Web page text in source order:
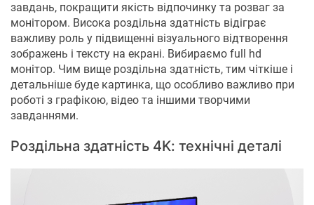
завдань, покращити якість відпочинку та розваг за
монітором. Висока роздільна здатність відіграє
важливу роль у підвищенні візуального відтворення
зображень і тексту на екрані. Вибираємо full hd
монітор. Чим вище роздільна здатність, тим чіткіше і
детальніше буде картинка, що особливо важливо при
роботі з графікою, відео та іншими творчими
завданнями.
Роздільна здатність 4K: технічні деталі